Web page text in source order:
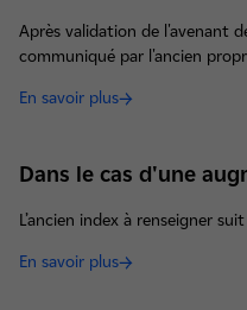
Après validation de l'avenant
communiqué par l'ancien
En savoir plus
Dans le cas d'une
L’ancien index à renseigner
En savoir plus